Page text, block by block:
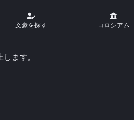
文豪を探す コロシアム
ます。